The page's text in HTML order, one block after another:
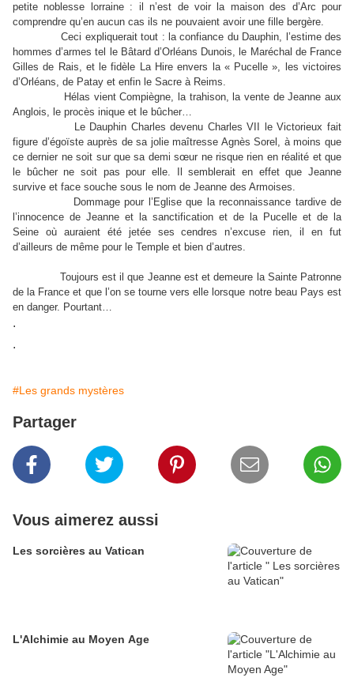
petite noblesse lorraine : il n’est de voir la maison des d’Arc pour
comprendre qu’en aucun cas ils ne pouvaient avoir une fille bergère.
Ceci expliquerait tout : la confiance du Dauphin, l’estime des
hommes d’armes tel le Bâtard d’Orléans Dunois, le Maréchal de France
Gilles de Rais, et le fidèle La Hire envers la « Pucelle », les victoires
d’Orléans, de Patay et enfin le Sacre à Reims.
Hélas vient Compiègne, la trahison, la vente de Jeanne aux
Anglois, le procès inique et le bûcher…
Le Dauphin Charles devenu Charles VII le Victorieux fait
figure d’égoïste auprès de sa jolie maîtresse Agnès Sorel, à moins que
ce dernier ne soit sur que sa demi sœur ne risque rien en réalité et que
le bûcher ne soit pas pour elle. Il semblerait en effet que Jeanne
survive et face souche sous le nom de Jeanne des Armoises.
Dommage pour l’Eglise que la reconnaissance tardive de
l’innocence de Jeanne et la sanctification et de la Pucelle et de la
Seine où auraient été jetée ses cendres n’excuse rien, il en fut
d’ailleurs de même pour le Temple et bien d’autres.
Toujours est il que Jeanne est et demeure la Sainte Patronne
de la France et que l’on se tourne vers elle lorsque notre beau Pays est
en danger. Pourtant…
.
.
#Les grands mystères
Partager
Vous aimerez aussi
Les sorcières au Vatican
L'Alchimie au Moyen Age